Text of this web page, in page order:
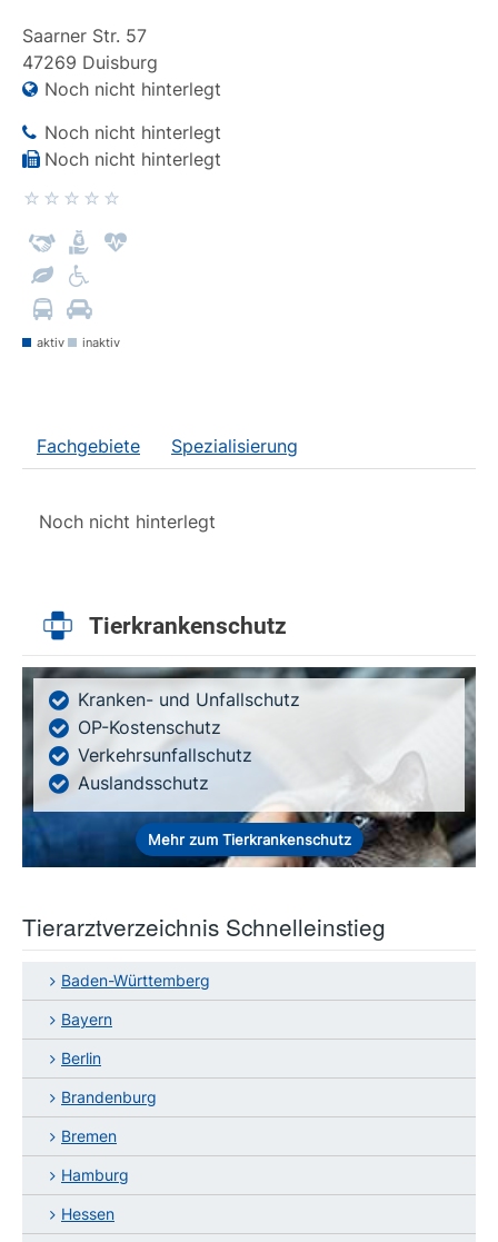
Saarner Str. 57
47269 Duisburg
Noch nicht hinterlegt
Noch nicht hinterlegt
Noch nicht hinterlegt
aktiv inaktiv
Fachgebiete Spezialisierung
Noch nicht hinterlegt
Tierkrankenschutz
Kranken- und Unfallschutz
OP-Kostenschutz
Verkehrsunfallschutz
Auslandsschutz
Mehr zum Tierkrankenschutz
Tierarztverzeichnis Schnelleinstieg
Baden-Württemberg
Bayern
Berlin
Brandenburg
Bremen
Hamburg
Hessen